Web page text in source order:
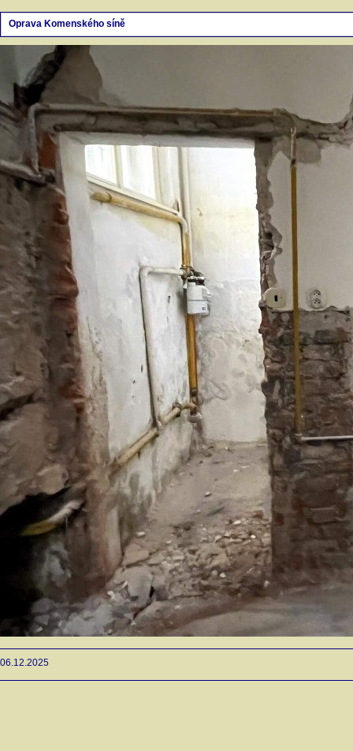
Oprava Komenského síně
06.12.2025